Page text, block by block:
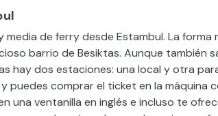
media de ferry desde Estambul. La
barrio de Besiktas. Aunque también
hay dos estaciones: una local y otra
puedes comprar el ticket en la máquina
una ventanilla en inglés e incluso te